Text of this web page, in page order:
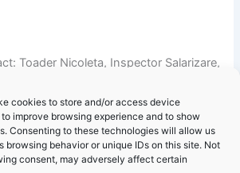
cookies to store and/or access device
improve browsing experience and to show
Consenting to these technologies will allow us
browsing behavior or unique IDs on this site. Not
consent, may adversely affect certain
Toader Nicoleta, Inspector Salarizare,
e-mail resurse-umane@primaria-